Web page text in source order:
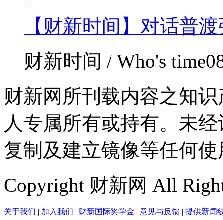
【财新时间】对话普
财新时间 / Who's time
财新网所刊载内容之知
人专属所有或持有。未
复制及建立镜像等任何使
Copyright 财新网 All
关于我们 | 加入我们 | 财新国际奖学金 | 意见与反馈 | 提供新闻